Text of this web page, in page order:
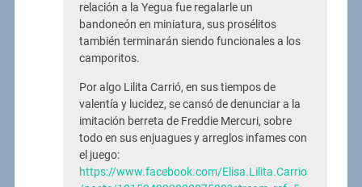
relación a la Yegua fue regalarle un
bandoneón en miniatura, sus prosélitos
también terminarán siendo funcionales a los
camporitos.
Por algo Lilita Carrió, en sus tiempos de
valentía y lucidez, se cansó de denunciar a la
imitación berreta de Freddie Mercuri, sobre
todo en sus enjuagues y arreglos infames con
el juego:
https://www.facebook.com/Elisa.Lilita.Carrio